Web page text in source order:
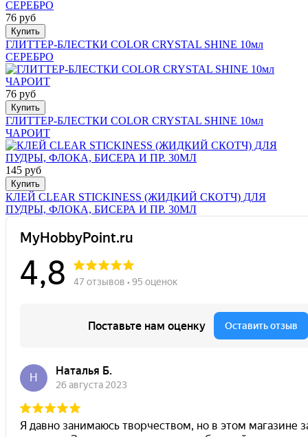
76 руб
Купить
ГЛИТТЕР-БЛЕСТКИ COLOR CRYSTAL SHINE 10мл
СЕРЕБРО
76 руб
Купить
ГЛИТТЕР-БЛЕСТКИ COLOR CRYSTAL SHINE 10мл
ЧАРОИТ
145 руб
Купить
КЛЕЙ CLEAR STICKINESS (ЖИДКИЙ СКОТЧ) ДЛЯ
ПУДРЫ, ФЛОКА, БИСЕРА И ПР. 30МЛ